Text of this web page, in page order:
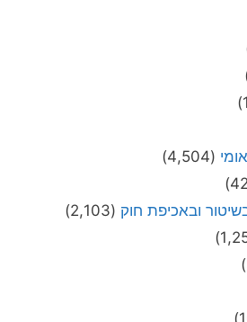
(4,504)
ובאכיפת חוק (2,103)